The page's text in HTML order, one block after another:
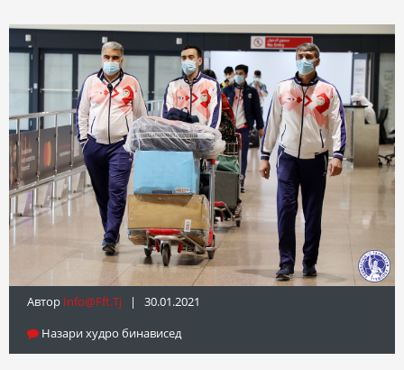
Автор Info@fft.tj | 30.01.2021
Назари худро бинависед